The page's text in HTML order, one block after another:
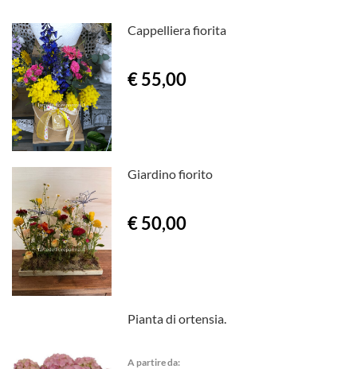
Cappelliera fiorita
€ 55,00
Giardino fiorito
€ 50,00
Pianta di ortensia.
A partire da: